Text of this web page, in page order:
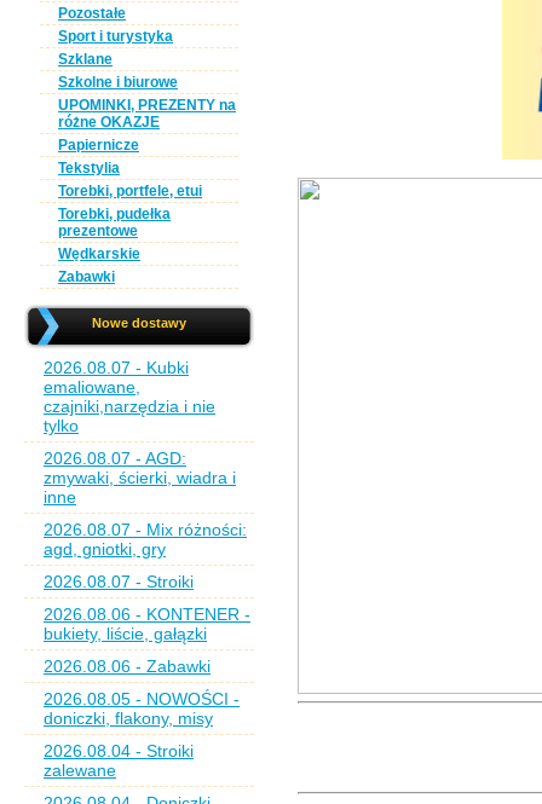
Pozostałe
Sport i turystyka
Szklane
Szkolne i biurowe
UPOMINKI, PREZENTY na
różne OKAZJE
Papiernicze
Tekstylia
Torebki, portfele, etui
Torebki, pudełka
prezentowe
Wędkarskie
Zabawki
Nowe dostawy
2026.08.07 - Kubki
emaliowane,
czajniki,narzędzia i nie
tylko
2026.08.07 - AGD:
zmywaki, ścierki, wiadra i
inne
2026.08.07 - Mix różności:
agd, gniotki, gry
2026.08.07 - Stroiki
2026.08.06 - KONTENER -
bukiety, liście, gałązki
2026.08.06 - Zabawki
2026.08.05 - NOWOŚCI -
doniczki, flakony, misy
2026.08.04 - Stroiki
zalewane